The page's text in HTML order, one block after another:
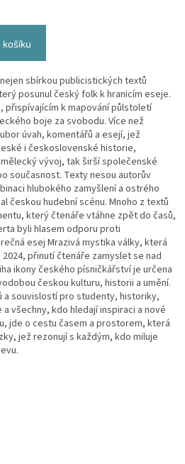
košíku
sbírkou publicistických textů
posunul český folk k hranicím eseje.
přispívajícím k mapování půlstoletí
boje za svobodu. Více než
úvah, komentářů a esejí, jež
i československé historie,
vývoj, tak širší společenské
současnost. Texty nesou autorův
hlubokého zamyšlení a ostrého
českou hudební scénu. Mnoho z textů
který čtenáře vtáhne zpět do časů,
byli hlasem odporu proti
esej Mrazivá mystika války, která
přinutí čtenáře zamyslet se nad
ikony českého písničkářství je určena
českou kulturu, historii a umění.
a souvislostí pro studenty, historiky,
všechny, kdo hledají inspiraci a nové
jde o cestu časem a prostorem, která
jež rezonují s každým, kdo miluje